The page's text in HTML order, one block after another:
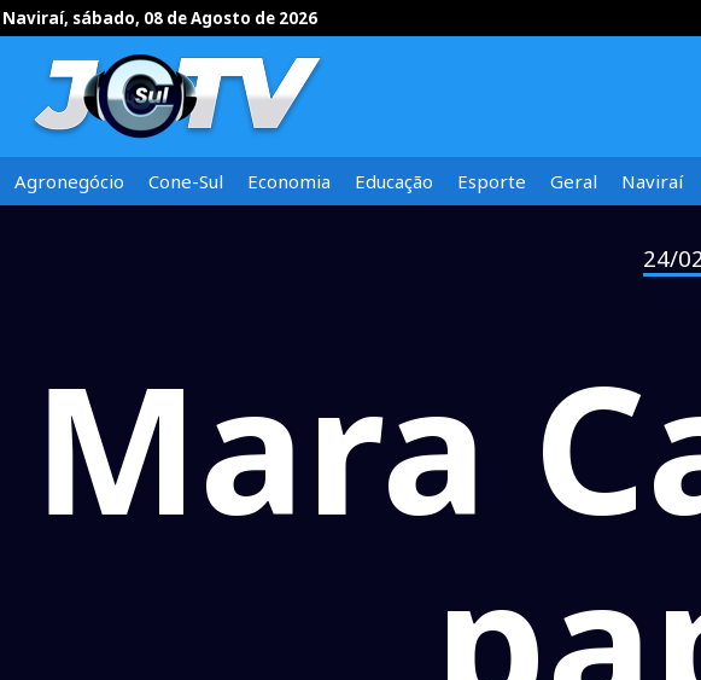
Naviraí, sábado, 08 de Agosto de 2026
Agronegócio Cone-Sul Economia Educação Esporte Geral Naviraí
24/
Mara